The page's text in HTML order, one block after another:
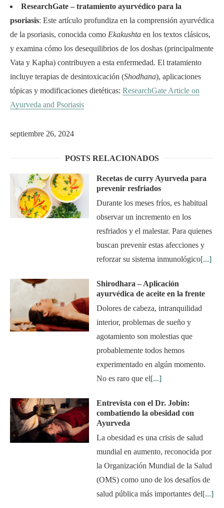
ResearchGate – tratamiento ayurvédico para la
psoriasis: Este artículo profundiza en la comprensión ayurvédica
de la psoriasis, conocida como Ekakushta en los textos clásicos,
y examina cómo los desequilibrios de los doshas (principalmente
Vata y Kapha) contribuyen a esta enfermedad. El tratamiento
incluye terapias de desintoxicación (Shodhana), aplicaciones
tópicas y modificaciones dietéticas: ResearchGate Article on
Ayurveda and Psoriasis
septiembre 26, 2024
POSTS RELACIONADOS
Recetas de curry Ayurveda para
prevenir resfriados
Durante los meses fríos, es habitual
observar un incremento en los
resfriados y el malestar. Para quienes
buscan prevenir estas afecciones y
reforzar su sistema inmunológico[...]
Shirodhara – Aplicación
ayurvédica de aceite en la frente
Dolores de cabeza, intranquilidad
interior, problemas de sueño y
agotamiento son molestias que
probablemente todos hemos
experimentado en algún momento.
No es raro que el[...]
Entrevista con el Dr. Jobin:
combatiendo la obesidad con
Ayurveda
La obesidad es una crisis de salud
mundial en aumento, reconocida por
la Organización Mundial de la Salud
(OMS) como uno de los desafíos de
salud pública más importantes del[...]